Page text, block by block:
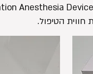
הטיפול.